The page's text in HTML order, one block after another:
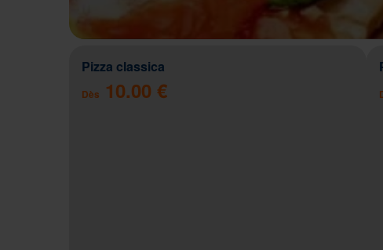
Pizza classica
Dès 10.00 €